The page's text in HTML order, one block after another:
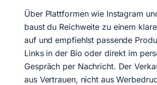
Über Plattformen wie Instagram
baust du Reichweite zu einem
auf und empfiehlst passende
Links in der Bio oder direkt im
Gespräch per Nachricht. Der
aus Vertrauen, nicht aus